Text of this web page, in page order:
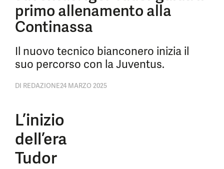
primo allenamento alla
Continassa
Il nuovo tecnico bianconero inizia il
suo percorso con la Juventus.
DI REDAZIONE24 MARZO 2025
L’inizio
dell’era
Tudor